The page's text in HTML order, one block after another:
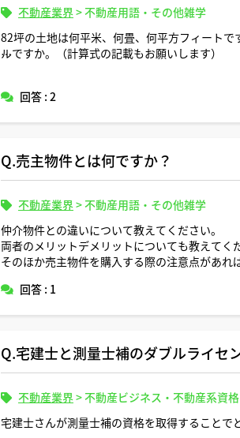
不動産業界>不動産用語・その他雑学
82坪の土地は何平米、何畳、何平方フィート
ルですか。（計算式の記載もお願いします）
回答 : 2
Q.売主物件とは何ですか？
不動産業界>不動産用語・その他雑学
仲介物件との違いについて教えてください。
両者のメリットデメリットについても教えてく
そのほか売主物件を購入する際の注意点があれ
回答 : 1
Q.宅建士と測量士補のダブルライセ
不動産業界>不動産ビジネス・不動産系資格
宅建士さんが測量士補の資格を取得することで